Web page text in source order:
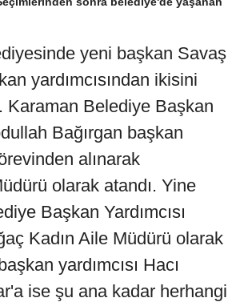
yeni başkan Savaş
yardımcısından ikisini
Karaman Belediye Başkan
Bağırgan başkan
alınarak
olarak atandı. Yine
Başkan Yardımcısı
Kadın Aile Müdürü olarak
yardımcısı Hacı
ise şu ana kadar herhangi